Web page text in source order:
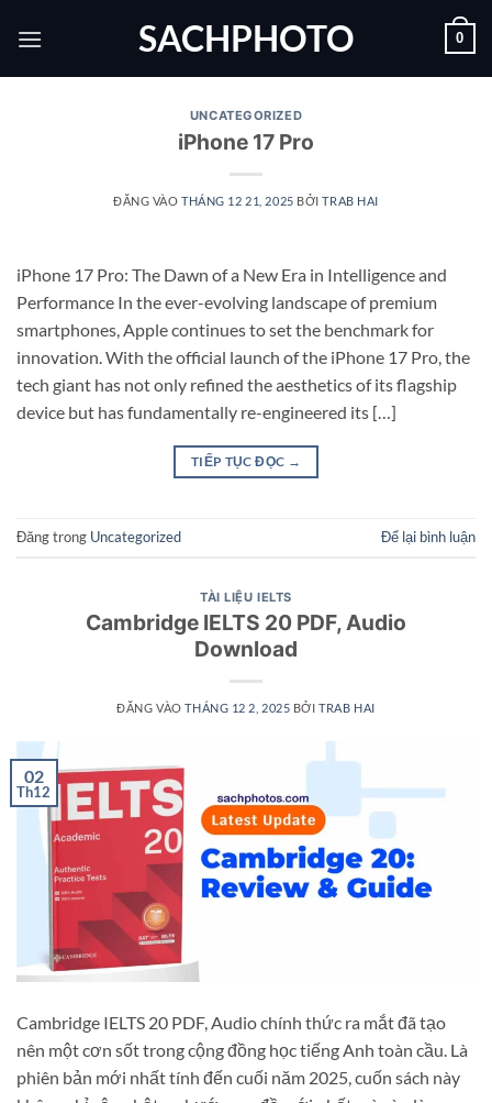
qua
SACHPHOTO 0
UNCATEGORIZED
iPhone 17 Pro
ĐĂNG VÀOTHÁNG 12 21, 2025 BỞITRAB HAI
iPhone 17 Pro: The Dawn of a New Era in Intelligence and
Performance In the ever-evolving landscape of premium
smartphones, Apple continues to set the benchmark for
innovation. With the official launch of the iPhone 17 Pro, the
tech giant has not only refined the aesthetics of its flagship
device but has fundamentally re-engineered its […]
TIẾP TỤC ĐỌC →
Đăng trong Uncategorized Để lại bình luận
TÀI LIỆU IELTS
Cambridge IELTS 20 PDF, Audio
Download
ĐĂNG VÀOTHÁNG 12 2, 2025 BỞITRAB HAI
02
Th12
Cambridge IELTS 20 PDF, Audio chính thức ra mắt đã tạo
nên một cơn sốt trong cộng đồng học tiếng Anh toàn cầu. Là
phiên bản mới nhất tính đến cuối năm 2025, cuốn sách này